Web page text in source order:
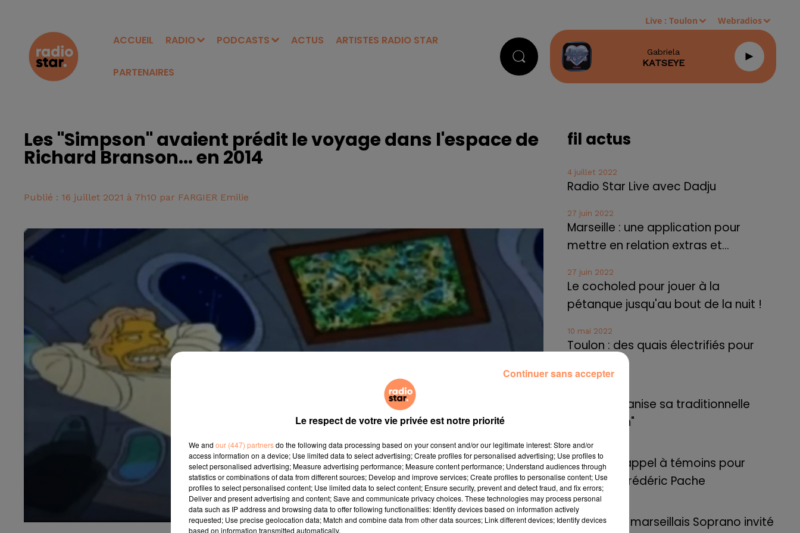
ACCUEIL RADIO PODCASTS ACTUS ARTISTES RADIO STAR
PARTENAIRES
Live :Toulon Webradios
Gabriela
KATSEYE
Les "Simpson" avaient prédit le voyage dans l'espace de
Richard Branson... en 2014
Publié : 16 juillet 2021 à 7h10 par FARGIER Emilie
fil actus
4 juillet 2022
Radio Star Live avec Dadju
27 juin 2022
Marseille : une application pour
mettre en relation extras et...
27 juin 2022
Le cocholed pour jouer à la
pétanque jusqu'au bout de la nuit !
10 mai 2022
Toulon : des quais électrifiés pour
Cassis organise sa traditionnelle
"Fête du vin"
10 mai 2022
Marseille : appel à témoins pour
retrouver Frédéric Pache
8 mai 2022
Le rappeur marseillais Soprano invité
Le respect de votre vie privée est notre priorité
We and our (447) partnersdo the following data processing based on your consent and/or our legitimate interest: Store and/or
access information on a device; Use limited data to select advertising; Create profiles for personalised advertising; Use profiles to
select personalised advertising; Measure advertising performance; Measure content performance; Understand audiences through
statistics or combinations of data from different sources; Develop and improve services; Create profiles to personalise content; Use
profiles to select personalised content; Use limited data to select content; Ensure security, prevent and detect fraud, and fix errors;
Deliver and present advertising and content; Save and communicate privacy choices. These technologies may process personal
data such as IP address and browsing data to offer following functionalities: Identify devices based on information actively
requested; Use precise geolocation data; Match and combine data from other data sources; Link different devices; Identify devices
based on information transmitted automatically.
Continuer sans accepter